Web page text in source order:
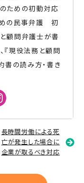
のための初動対応
めの民事弁護 初
と顧問弁護士が書
『現役法務と顧問
の読み方・書き
長時間労働による死
亡が発生した場合に
企業が取るべき対応